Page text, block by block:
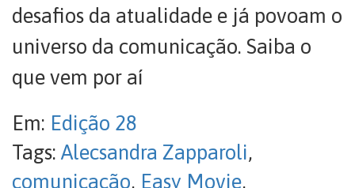
desafios da atualidade e já povoam o
universo da comunicação. Saiba o
que vem por aí
Em: Edição 28
Tags: Alecsandra Zapparoli,
comunicação, Easy Movie,